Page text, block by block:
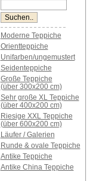
Moderne Teppiche
Orientteppiche
Unifarben/ungemustert
Seidenteppiche
Große Teppiche
(über 300x200 cm)
Sehr große XL Teppiche
(über 400x200 cm)
Riesige XXL Teppiche
(über 600x200 cm)
Läufer / Galerien
Runde & ovale Teppiche
Antike Teppiche
Antike China Teppiche